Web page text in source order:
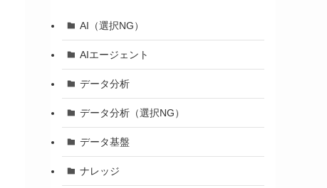
AI（選択NG）
AIエージェント
データ分析
データ分析（選択NG）
データ基盤
ナレッジ